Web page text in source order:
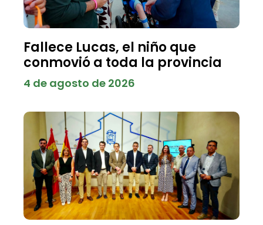
Fallece Lucas, el niño que
conmovió a toda la provincia
4 de agosto de 2026